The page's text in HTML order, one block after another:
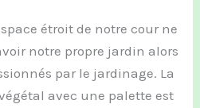
étroit de notre cour ne
notre propre jardin alors
par le jardinage. La
avec une palette est